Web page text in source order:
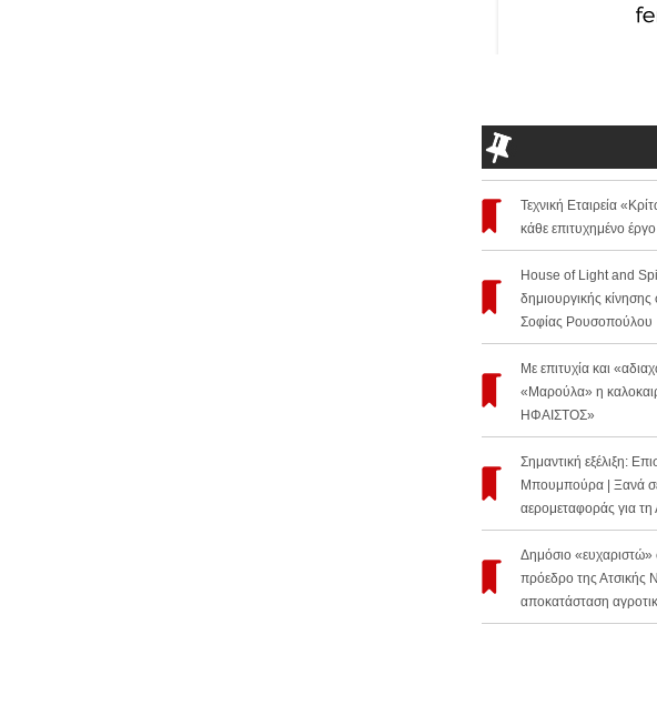
Τεχνική Εταιρεία
κάθε επιτυχημένο έργο
House of Light and
δημιουργικής
Σοφίας Ρουσοπούλου
Με επιτυχία και
«Μαρούλα» η
ΗΦΑΙΣΤΟΣ»
Σημαντική εξέλιξη:
Μπουμπούρα | Ξανά
αερομεταφοράς για
Δημόσιο
πρόεδρο της Ατσικής
αποκατάσταση